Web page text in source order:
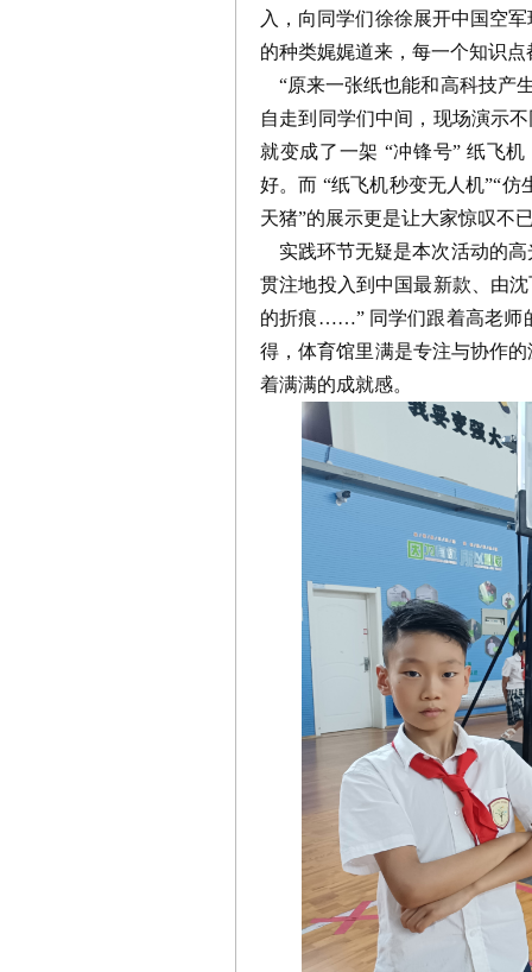
入，向同学们徐徐展开中国空
的种类娓娓道来，每一个知识
“原来一张纸也能和高科技产
自走到同学们中间，现场演示
就变成了一架 “冲锋号” 纸飞
好。而 “纸飞机秒变无人机”“
天猪”的展示更是让大家惊叹不
实践环节无疑是本次活动的高
贯注地投入到中国最新款、由
的折痕……” 同学们跟着高老师
得，体育馆里满是专注与协作
着满满的成就感。